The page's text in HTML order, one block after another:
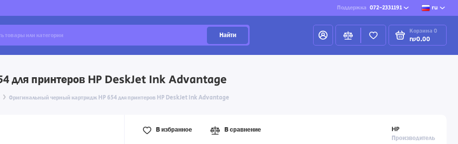
Поддержка 072-2331191 ru
Найти Корзина0
₪0.00
для принтеров HP DeskJet Ink Advantage
Оригинальный черный картридж HP 654 для принтеров HP DeskJet Ink Advantage
HP
Производитель
В избранное В сравнение